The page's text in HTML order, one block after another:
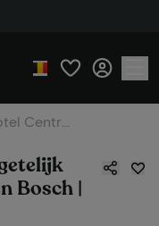
Bosch |